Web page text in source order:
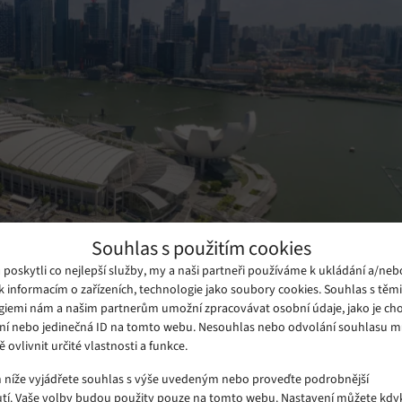
Souhlas s použitím cookies
poskytli co nejlepší služby, my a naši partneři používáme k ukládání a/
informacím o zařízeních, technologie jako soubory cookies. Souhlas s
nám a našim partnerům umožní zpracovávat osobní údaje, jako je
nebo jedinečná ID na tomto webu. Nesouhlas nebo odvolání souhlasu
ovlivnit určité vlastnosti a funkce.
vyjádřete souhlas s výše uvedeným nebo proveďte podrobnější
Vaše volby budou použity pouze na tomto webu. Nastavení můžete
svého nového datacentra
a otevření se předpokládá
koncipováno jako vysoká budova o 11 patrech, aby se